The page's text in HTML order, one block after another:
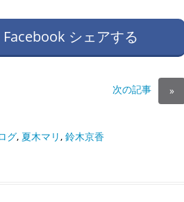
Facebook シェアする
次の記事 »
グ, 夏木マリ, 鈴木京香